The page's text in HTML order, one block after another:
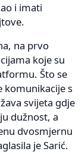
i imati
na prvo
koje su
Što se
komunikacije s
svijeta gdje
dužnost, a
dvosmjernu
je Sarić.